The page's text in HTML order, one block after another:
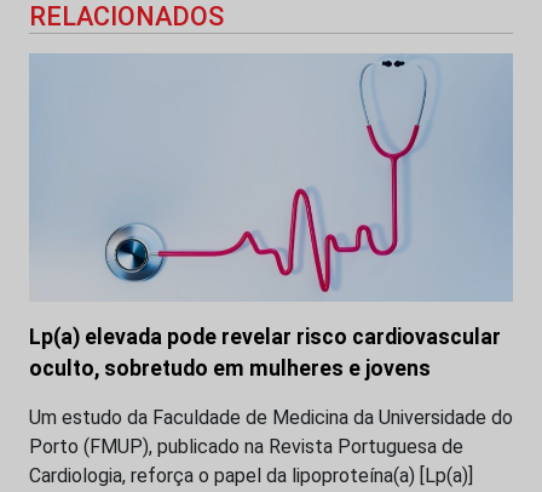
RELACIONADOS
Lp(a) elevada pode revelar risco cardiovascular
oculto, sobretudo em mulheres e jovens
Um estudo da Faculdade de Medicina da Universidade do
Porto (FMUP), publicado na Revista Portuguesa de
Cardiologia, reforça o papel da lipoproteína(a) [Lp(a)]